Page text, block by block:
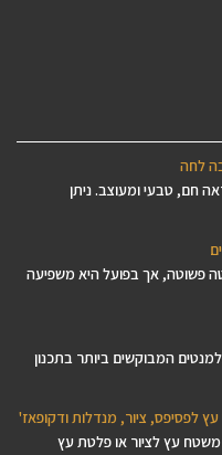
לחה
חם, טבעי ומעוצב. ניתן
פשוטה, אך בפועל היא משפיעה
המבוקשים ביותר בתכנון
לפסיפס, ציור, מנדלות ודקופאז'
עץ לציור או פלטת עץ